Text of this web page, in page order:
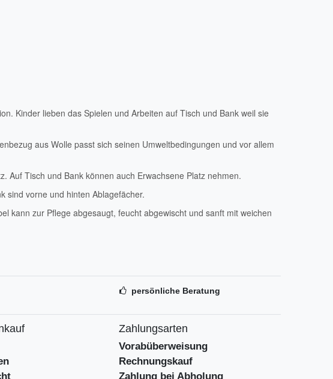
Kinder lieben das Spielen und Arbeiten auf Tisch und Bank weil sie
aus Wolle passt sich seinen Umweltbedingungen und vor allem
Auf Tisch und Bank können auch Erwachsene Platz nehmen.
sind vorne und hinten Ablagefächer.
kann zur Pflege abgesaugt, feucht abgewischt und sanft mit weichen
persönliche Beratung
Zahlungsarten
Vorabüberweisung
Rechnungskauf
Zahlung bei Abholung